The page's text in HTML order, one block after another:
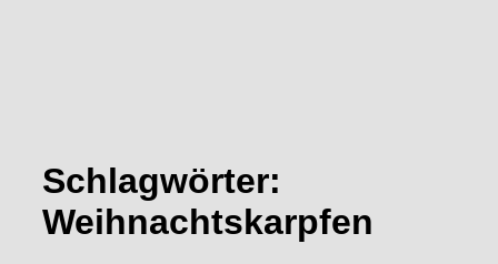
Schlagwörter:
Weihnachtskarpfen